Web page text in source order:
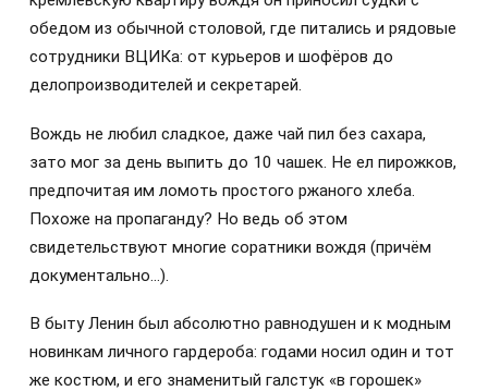
обедом из обычной столовой, где питались и рядовые
сотрудники ВЦИКа: от курьеров и шофёров до
делопроизводителей и секретарей.
Вождь не любил сладкое, даже чай пил без сахара,
зато мог за день выпить до 10 чашек. Не ел пирожков,
предпочитая им ломоть простого ржаного хлеба.
Похоже на пропаганду? Но ведь об этом
свидетельствуют многие соратники вождя (причём
документально…).
В быту Ленин был абсолютно равнодушен и к модным
новинкам личного гардероба: годами носил один и тот
же костюм, и его знаменитый галстук «в горошек»